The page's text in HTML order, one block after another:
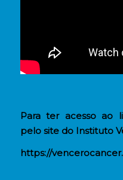
Para ter acesso ao
pelo site do Instituto
https://